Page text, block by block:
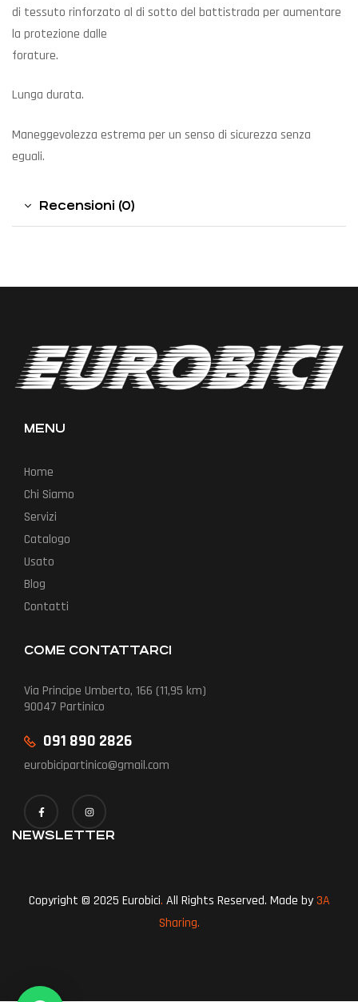
di tessuto rinforzato al di sotto del battistrada per aumentare
la protezione dalle
forature.
Lunga durata.
Maneggevolezza estrema per un senso di sicurezza senza
eguali.
Recensioni (0)
MENU
Home
Chi Siamo
Servizi
Catalogo
Usato
Blog
Contatti
COME CONTATTARCI
Via Principe Umberto, 166 (11,95 km)
90047 Partinico
091 890 2826
eurobicipartinico@gmail.com
NEWSLETTER
Copyright © 2025 Eurobici. All Rights Reserved. Made by3A
Sharing.